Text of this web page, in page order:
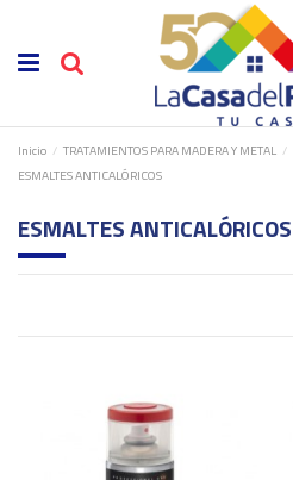
Inicio TRATAMIENTOS PARA MADERA Y METAL
ESMALTES ANTICALÓRICOS
ESMALTES ANTICALÓRICOS